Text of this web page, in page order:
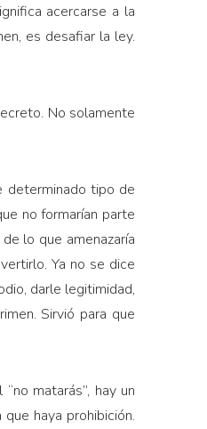
acercarse a la
es desafiar la ley.
No solamente
determinado tipo de
no formarían parte
lo que amenazaría
Ya no se dice
darle legitimidad,
Sirvió para que
matarás”, hay un
haya prohibición.